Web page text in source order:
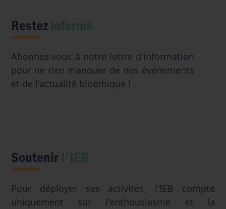
Restezinformé
Abonnez-vous à notre lettre d'information
pour ne rien manquer de nos événements
et de l'actualité bioéthique !
Soutenirl'IEB
Pour déployer ses activités, l'IEB compte
uniquement sur l'enthousiasme et la